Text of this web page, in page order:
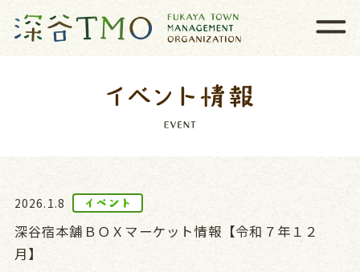
2026.1.8
深谷宿本舗ＢＯＸマーケット情報【令和７年１２
月】